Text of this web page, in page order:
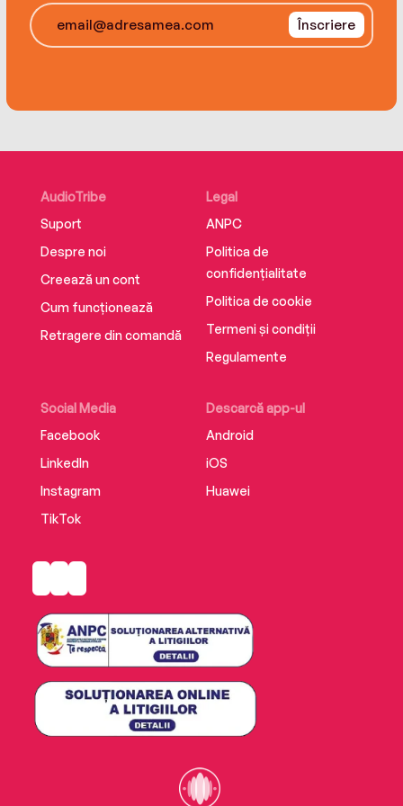
Înscriere
AudioTribe
Suport
Despre noi
Creează un cont
Cum funcționează
Retragere din comandă
Social Media
Facebook
LinkedIn
Instagram
TikTok
Descarcă app-ul
Android
iOS
Huawei
Legal
ANPC
Politica de
confidențialitate
Politica de cookie
Termeni și condiții
Regulamente